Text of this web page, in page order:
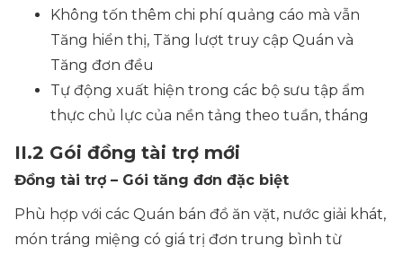
Không tốn thêm chi phí quảng cáo mà vẫn
Tăng hiển thị, Tăng lượt truy cập Quán và
Tăng đơn đều
Tự động xuất hiện trong các bộ sưu tập ẩm
thực chủ lực của nền tảng theo tuần, tháng
II.2 Gói đồng tài trợ mới
Đồng tài trợ – Gói tăng đơn đặc biệt
Phù hợp với các Quán bán đồ ăn vặt, nước giải khát,
món tráng miệng có giá trị đơn trung bình từ